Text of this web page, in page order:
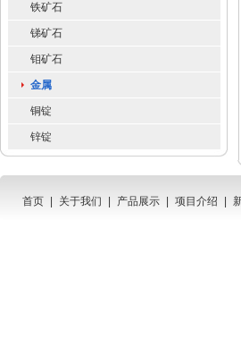
铁矿石
锑矿石
钼矿石
金属
铜锭
锌锭
首页 关于我们 产品展示 项目介绍